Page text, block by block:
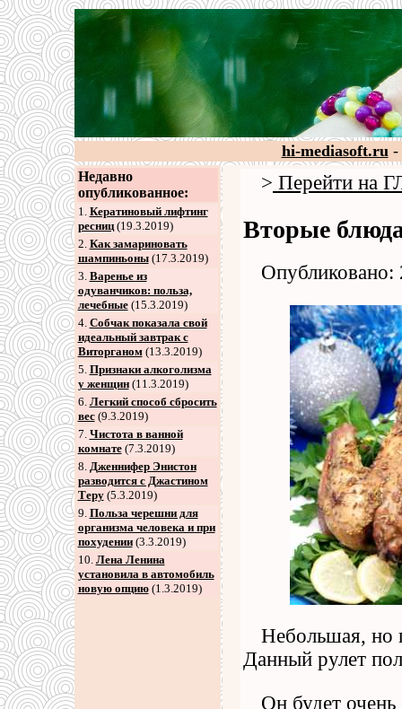
hi-mediasoft.ru-
Недавно
опубликованное:
1. Кератиновый лифтинг
ресниц(19.3.2019)
2. Как замариновать
шампиньоны(17.3.2019)
3. Варенье из
одуванчиков: польза,
лечебные(15.3.2019)
4. Собчак показала свой
идеальный завтрак с
Виторганом(13.3.2019)
5. Признаки алкоголизма
у женщин(11.3.2019)
6. Легкий способ сбросить
вес(9.3.2019)
7. Чистота в ванной
комнате(7.3.2019)
8. Дженнифер Энистон
разводится с Джастином
Теру(5.3.2019)
9. Польза черешни для
организма человека и при
похудении(3.3.2019)
10. Лена Ленина
установила в автомобиль
новую опцию(1.3.2019)
> Перейти на
Вторые
Опубликовано:
Небольшая, но
Данный рулет
Он будет